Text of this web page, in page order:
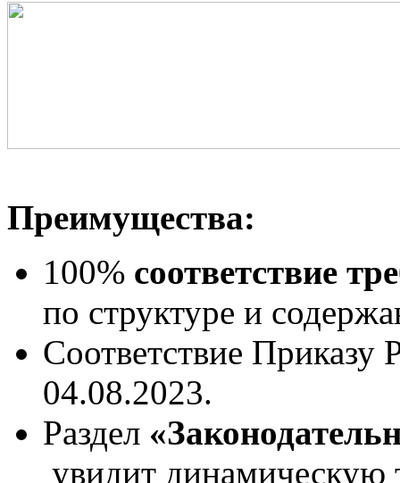
Преимущества:
100% соответствие
по структуре и
Соответствие
04.08.2023.
Раздел
увидит динамическую